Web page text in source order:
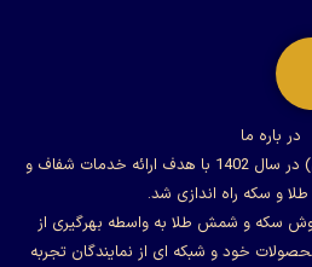
در باره ما
زرناب تجارت رادین(رادین شمش) در سال 1402 با هدف ارائه خدمات شفاف و
و سکه راه اندازی شد.
سکه و شمش طلا به واسطه بهرگیری از
خود و شبکه ای از نمایندگان تجربه